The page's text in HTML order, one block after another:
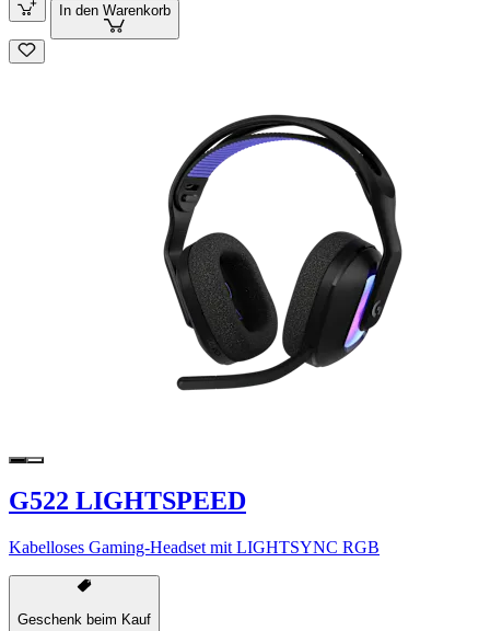
In den Warenkorb
G522 LIGHTSPEED
Kabelloses Gaming-Headset mit LIGHTSYNC RGB
Geschenk beim Kauf